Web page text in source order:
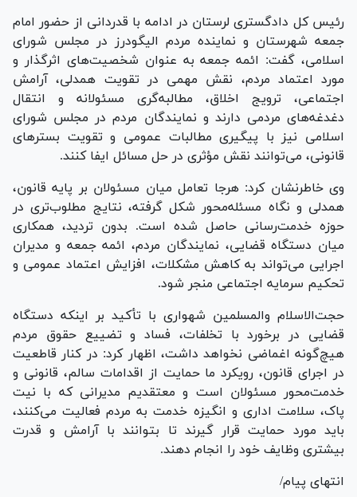
رئیس کل دادگستری لرستان در ادامه با قدردانی از حضور امام
جمعه شهرستان و نماینده مردم الیگودرز در مجلس شورای
اسلامی، گفت: ائمه جمعه به عنوان شخصیت‌های اثرگذار و
مورد اعتماد مردم، نقش مهمی در تقویت همدلی، آرامش
اجتماعی، ترویج اخلاق، مطالبه‌گری مسئولانه و انتقال
دغدغه‌های مردمی دارند و نمایندگان مردم در مجلس شورای
اسلامی نیز با پیگیری مطالبات عمومی و تقویت بستر‌های
قانونی، می‌توانند نقش مؤثری در حل مسائل ایفا کنند.
وی خاطرنشان کرد: هرجا تعامل میان مسئولان بر پایه قانون،
همدلی و نگاه مسئله‌محور شکل گرفته، نتایج مطلوب‌تری در
حوزه خدمت‌رسانی حاصل شده است. بدون تردید، همکاری
میان دستگاه قضایی، نمایندگان مردم، ائمه جمعه و مدیران
اجرایی می‌تواند به کاهش مشکلات، افزایش اعتماد عمومی و
تحکیم سرمایه اجتماعی منجر شود.
حجت‌الاسلام والمسلمین شهواری با تأکید بر اینکه دستگاه
قضایی در برخورد با تخلفات، فساد و تضییع حقوق مردم
هیچ‌گونه اغماضی نخواهد داشت، اظهار کرد: در کنار قاطعیت
در اجرای قانون، رویکرد ما حمایت از اقدامات سالم، قانونی و
خدمت‌محور مسئولان است و معتقدیم مدیرانی که با نیت
پاک، سلامت اداری و انگیزه خدمت به مردم فعالیت می‌کنند،
باید مورد حمایت قرار گیرند تا بتوانند با آرامش و قدرت
بیشتری وظایف خود را انجام دهند.
انتهای پیام/